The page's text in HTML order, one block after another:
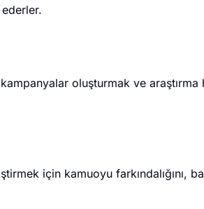
oluşturmak ve
için kamuoyu farkındalığını,